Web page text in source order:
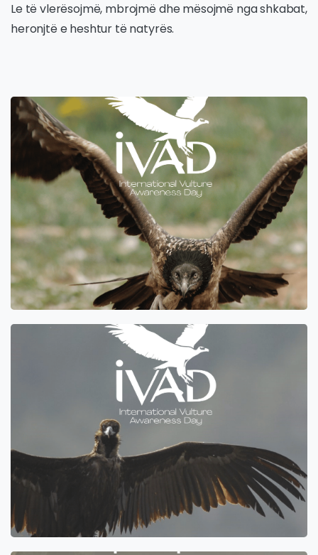
Le të vlerësojmë, mbrojmë dhe mësojmë nga shkabat,
heronjtë e heshtur të natyrës.